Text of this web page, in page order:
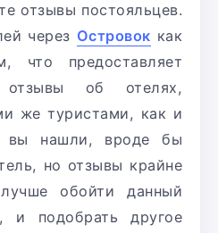
отзывы постояльцев.
через Островок как
что предоставляет
отзывы об отелях,
же туристами, как и
нашли, вроде бы
но отзывы крайне
обойти данный
и подобрать другое